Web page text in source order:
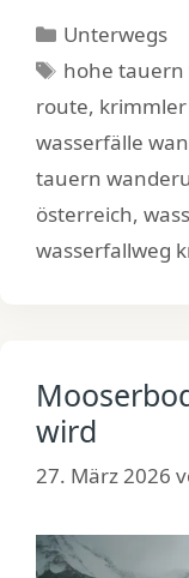
Kategorien
Unterwegs
Schlagwörter
hohe tauern
route,
wasserfälle
tauern
österreich,
wasserfallweg
wird
27. März 2026